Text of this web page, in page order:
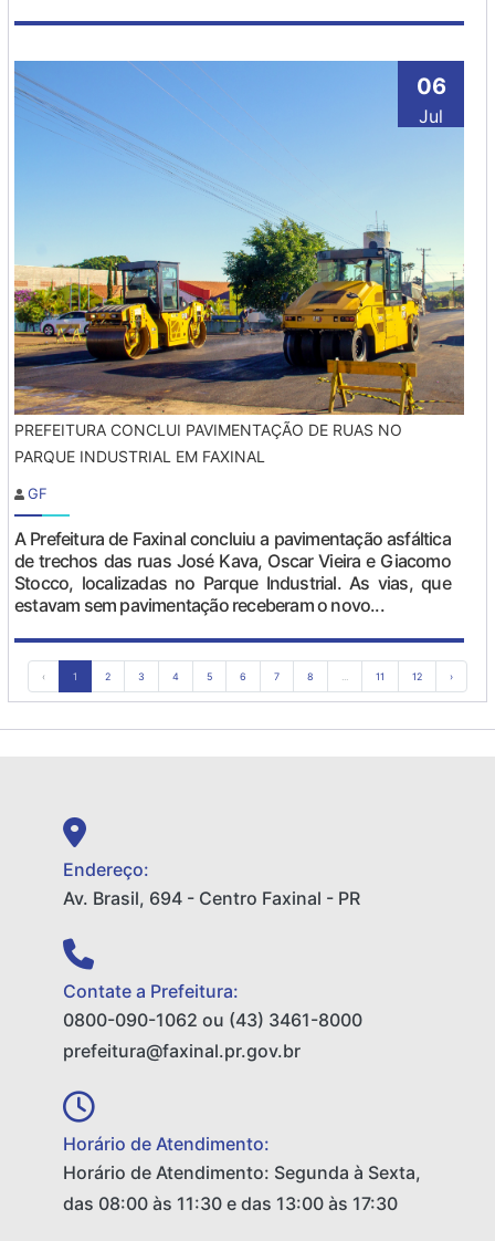
06
Jul
PREFEITURA CONCLUI PAVIMENTAÇÃO DE RUAS NO
PARQUE INDUSTRIAL EM FAXINAL
GF
A Prefeitura de Faxinal concluiu a pavimentação asfáltica
de trechos das ruas José Kava, Oscar Vieira e Giacomo
Stocco, localizadas no Parque Industrial. As vias, que
estavam sem pavimentação receberam o novo...
‹ 1 2 3 4 5 6 7 8 11 12 ›
Endereço:
Av. Brasil, 694 - Centro Faxinal - PR
Contate a Prefeitura:
0800-090-1062 ou (43) 3461-8000
prefeitura@faxinal.pr.gov.br
Horário de Atendimento:
Horário de Atendimento: Segunda à Sexta,
das 08:00 às 11:30 e das 13:00 às 17:30